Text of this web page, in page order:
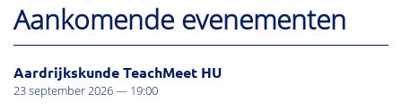
Aankomende evenementen
Aardrijkskunde TeachMeet HU
23 september 2026 — 19:00